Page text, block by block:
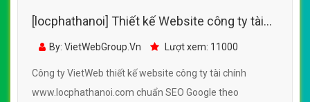
[locphathanoi] Thiết kế Website công ty tài
chính - www.locphathanoi.com -
By: VietWebGroup.Vn Lượt xem: 11000
Công ty VietWeb thiết kế website công ty tài chính
www.locphathanoi.com chuẩn SEO Google theo